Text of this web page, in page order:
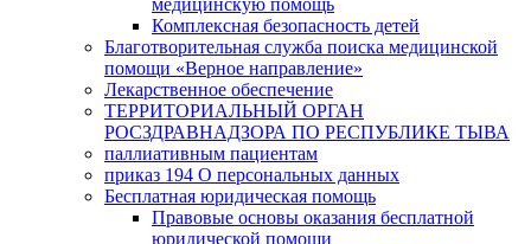
Комплексная безопасность детей
Благотворительная служба поиска медицинской
помощи «Верное направление»
Лекарственное обеспечение
ТЕРРИТОРИАЛЬНЫЙ ОРГАН
РОСЗДРАВНАДЗОРА ПО РЕСПУБЛИКЕ ТЫВА
паллиативным пациентам
приказ 194 О персональных данных
Бесплатная юридическая помощь
Правовые основы оказания бесплатной
юридической помощи